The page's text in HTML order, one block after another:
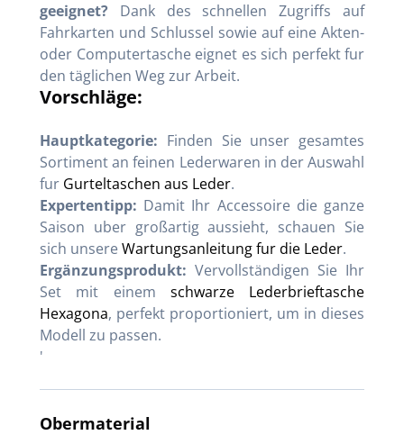
geeignet? Dank des schnellen Zugriffs auf
Fahrkarten und Schlussel sowie auf eine Akten-
oder Computertasche eignet es sich perfekt fur
den täglichen Weg zur Arbeit.
Vorschläge:
Hauptkategorie: Finden Sie unser gesamtes
Sortiment an feinen Lederwaren in der Auswahl
fur Gurteltaschen aus Leder.
Expertentipp: Damit Ihr Accessoire die ganze
Saison uber großartig aussieht, schauen Sie
sich unsereWartungsanleitung fur die Leder.
Ergänzungsprodukt: Vervollständigen Sie Ihr
Set mit einem schwarze Lederbrieftasche
Hexagona, perfekt proportioniert, um in dieses
Modell zu passen.
'
Obermaterial